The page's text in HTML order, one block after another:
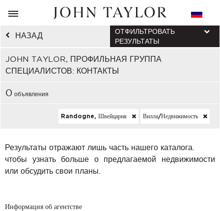
НАЗАД
JOHN TAYLOR, ПРОФИЛЬНАЯ ГРУППА
СПЕЦИАЛИСТОВ: КОНТАКТЫ
ОТФИЛЬТРОВАТЬ
РЕЗУЛЬТАТЫ
0 объявления
Randogne, Швейцария Вилла/недвижимость
Результаты отражают лишь часть нашего каталога.
чтобы узнать больше о предлагаемой недвижимости
или обсудить свои планы.
Информация об агентстве